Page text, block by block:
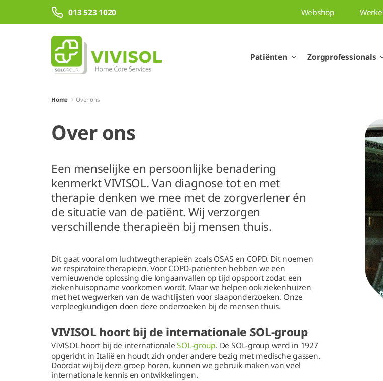
Overslaan en naar hoofdinhoud gaan
013 523 1020 Webshop
Patiënten Zorgprofessionals
Home Over ons
Over ons
Een menselijke en persoonlijke benadering
kenmerkt VIVISOL. Van diagnose tot en met
therapie denken we mee met de zorgverlener én
de situatie van de patiënt. Wij verzorgen
verschillende therapieën bij mensen thuis.
Dit gaat vooral om luchtwegtherapieën zoals OSAS en COPD. Dit noemen
we respiratoire therapieën. Voor COPD-patiënten hebben we een
vernieuwende oplossing die longaanvallen op tijd opspoort zodat een
ziekenhuisopname voorkomen wordt. Maar we helpen ook ziekenhuizen
met het wegwerken van de wachtlijsten voor slaaponderzoeken. Onze
verpleegkundigen doen deze onderzoeken bij de mensen thuis.
VIVISOL hoort bij de internationale SOL-group
VIVISOL hoort bij de internationaleSOL-group. De SOL-group werd in 1927
opgericht in Italië en houdt zich onder andere bezig met medische gassen.
Doordat wij bij deze groep horen, kunnen we gebruik maken van veel
internationale kennis en ontwikkelingen.